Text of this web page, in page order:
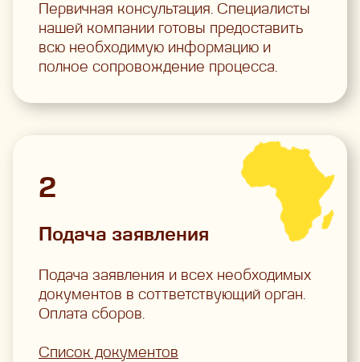
Первичная консультация. Специалисты
нашей компании готовы предоставить
всю необходимую информацию и
полное сопровождение процесса.
2
Подача заявления
Подача заявления и всех необходимых
документов в соттветствующий орган.
Оплата сборов.
Список документов